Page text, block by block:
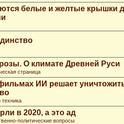
белые и желтые крышки
О климате Древней Руси
страница
ИИ решает
техника
в 2020, а это ад
политические вопросы